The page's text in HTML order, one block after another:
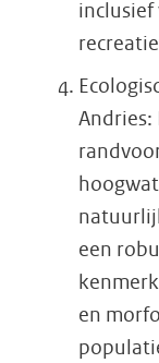
Andries:
een
en